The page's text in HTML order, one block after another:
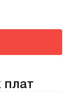
плат